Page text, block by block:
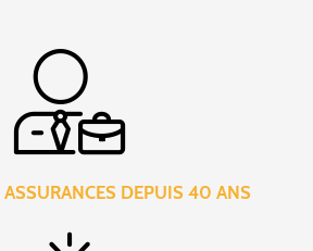
ASSURANCES DEPUIS 40 ANS